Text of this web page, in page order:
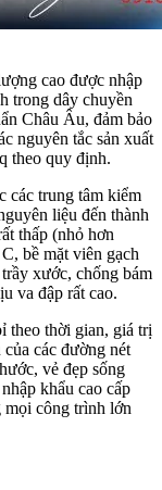
cao được nhập
trong dây chuyền
Châu Âu, đảm bảo
nguyên tắc sản xuất
theo quy định.
các trung tâm kiểm
liệu đến thành
thấp (nhỏ hơn
bề mặt viên gạch
xước, chống bám
va đập rất cao.
theo thời gian, giá trị
các đường nét
vẻ đẹp sống
khẩu cao cấp
mọi công trình lớn